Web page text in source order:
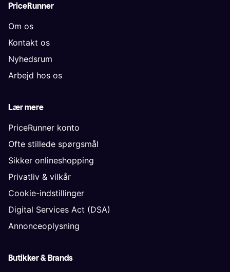
PriceRunner
Om os
Kontakt os
Nyhedsrum
Arbejd hos os
Lær mere
PriceRunner konto
Ofte stillede spørgsmål
Sikker onlineshopping
Privatliv & vilkår
Cookie-indstillinger
Digital Services Act (DSA)
Annonceoplysning
Butikker & Brands